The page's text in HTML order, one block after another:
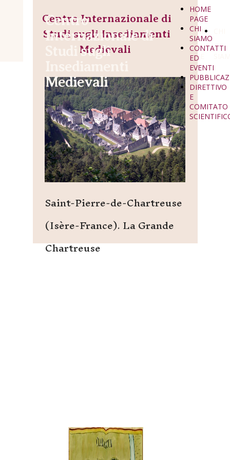
HOME
PAGE
Centro
Internazionale di
Studi sugli
Medievali
Centro Internazionale di
Studi sugli Insediamenti
Medievali
HOME
PAGE
CHI
SIAMO
CONTATTI
ED
EVENTI
DIRETTIVO
E
COMITATO
Saint-Pierre-de-Chartreuse
(Isère-France). La Grande
Chartreuse